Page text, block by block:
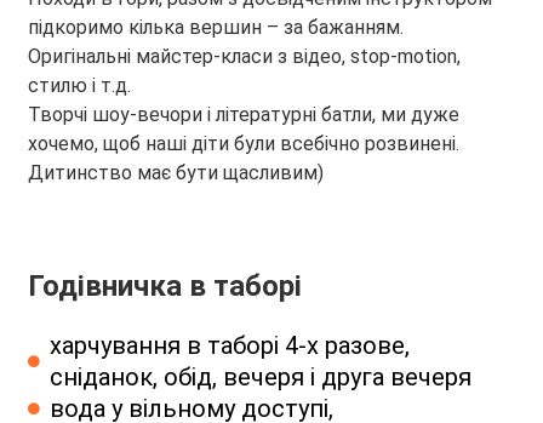
підкоримо кілька вершин – за бажанням.
Оригінальні майстер-класи з відео, stop-motion,
стилю і т.д.
Творчі шоу-вечори і літературні батли, ми дуже
хочемо, щоб наші діти були всебічно розвинені.
Дитинство має бути щасливим)
Годівничка в таборі
харчування в таборі 4-х разове,
сніданок, обід, вечеря і друга вечеря
вода у вільному доступі,